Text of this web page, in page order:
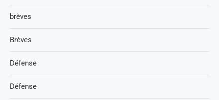
brèves
Brèves
Défense
Défense